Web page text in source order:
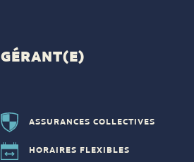
GÉRANT(E)
ASSURANCES COLLECTIVES
HORAIRES FLEXIBLES